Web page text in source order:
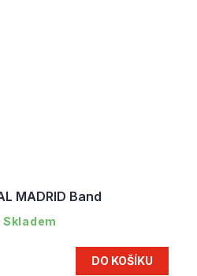
MADRID Band
Skladem
DO KOŠÍKU